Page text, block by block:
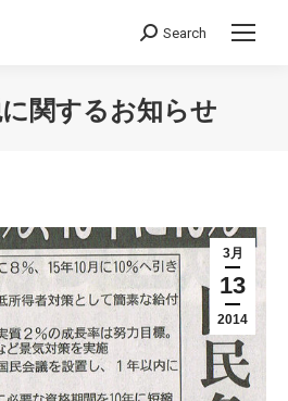
Search:
Search
関するお知らせ
3月
13
2014